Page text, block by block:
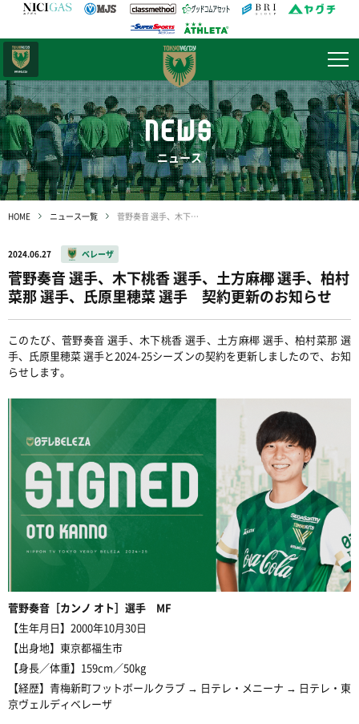
NEWS
ニュース
HOME ニュース一覧 菅野奏音 選手、木下桃香 選手、土方麻椰 選手、柏村菜那 選手、氏原里穂菜 選手 契約更新のお知らせ
2024.06.27 ベレーザ
菅野奏音 選手、木下桃香 選手、土方麻椰 選手、柏村
菜那 選手、氏原里穂菜 選手 契約更新のお知らせ
このたび、菅野奏音 選手、木下桃香 選手、土方麻椰 選手、柏村菜那 選
手、氏原里穂菜 選手と2024-25シーズンの契約を更新しましたので、お知
らせします。
菅野奏音［カンノ オト］選手 MF
【生年月日】2000年10月30日
【出身地】東京都福生市
【身長／体重】159cm／50kg
【経歴】青梅新町フットボールクラブ → 日テレ・メニーナ → 日テレ・東
京ヴェルディベレーザ